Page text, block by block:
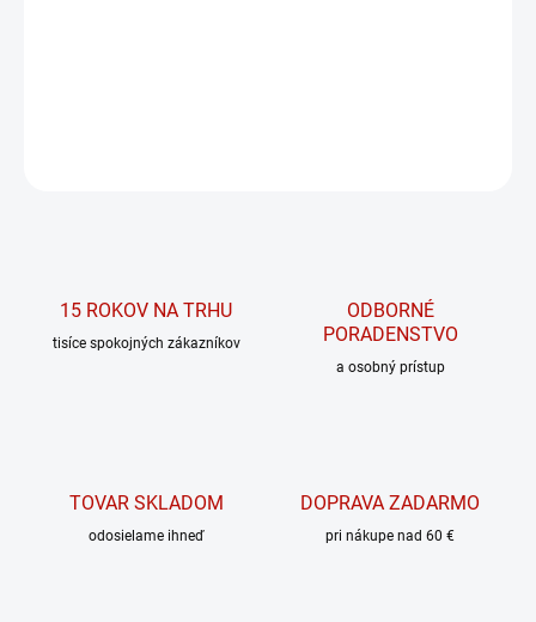
15 ROKOV NA TRHU
tisíce spokojných zákazníkov
ODBORNÉ
PORADENSTVO
a osobný prístup
TOVAR SKLADOM
odosielame ihneď
DOPRAVA ZADARMO
pri nákupe nad 60 €